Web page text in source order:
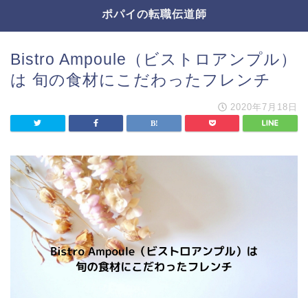
ポパイの転職伝道師
Bistro Ampoule（ビストロアンプル）
は 旬の食材にこだわったフレンチ
2020年7月18日